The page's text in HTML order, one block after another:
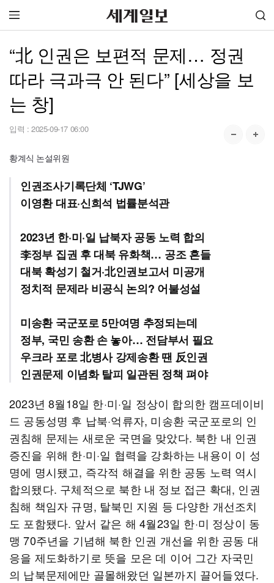
“北 인권은 보편적 문제… 정권
따라 극과극 안 된다” [세상을 보
는 창]
입력 : 2025-09-17 06:00
황계식 논설위원
인권조사기록단체 ‘TJWG’
이영환 대표·신희석 법률분석관
2023년 한·미·일 납북자 공동 노력 합의
李정부 집권 후 대북 유화책… 공조 흔들
대북 확성기 철거·北인권보고서 미공개
정치적 문제라 비공식 논의? 어불성설
미송환 국군포로 5만여명 추정되는데
정부, 국민 송환 손 놓아… 전담부서 필요
우크라 포로 北병사 강제송환 땐 反인권
인권문제 이념화 탈피 일관된 정책 펴야
2023년 8월18일 한·미·일 정상이 합의한 캠프데이비
드 공동성명 후 납북·억류자, 미송환 국군포로의 인
권침해 문제는 새로운 국면을 맞았다. 북한 내 인권
증진을 위해 한·미·일 협력을 강화하는 내용이 이 성
명에 명시됐고, 즉각적 해결을 위한 공동 노력 역시
합의됐다. 구체적으로 북한 내 정보 접근 확대, 인권
침해 책임자 규명, 탈북민 지원 등 다양한 개선조치
도 포함됐다. 앞서 같은 해 4월23일 한·미 정상이 동
맹 70주년을 기념해 북한 인권 개선을 위한 공동 대
응을 제도화하기로 뜻을 모은 데 이어 그간 자국민
의 납북문제에만 골몰해왔던 일본까지 끌어들였다.